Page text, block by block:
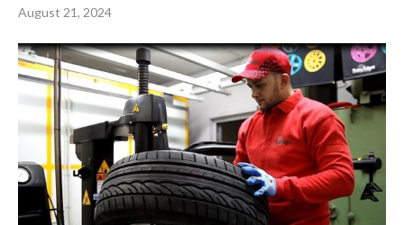
August 21, 2024